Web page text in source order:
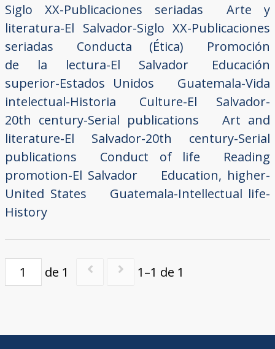
Siglo XX-Publicaciones seriadas
Arte y
literatura-El Salvador-Siglo XX-Publicaciones
seriadas
Conducta (Ética)
Promoción
de la lectura-El Salvador
Educación
superior-Estados Unidos
Guatemala-Vida
intelectual-Historia
Culture-El Salvador-
20th century-Serial publications
Art and
literature-El Salvador-20th century-Serial
publications
Conduct of life
Reading
promotion-El Salvador
Education, higher-
United States
Guatemala-Intellectual life-
History
de 1 1–1 de 1